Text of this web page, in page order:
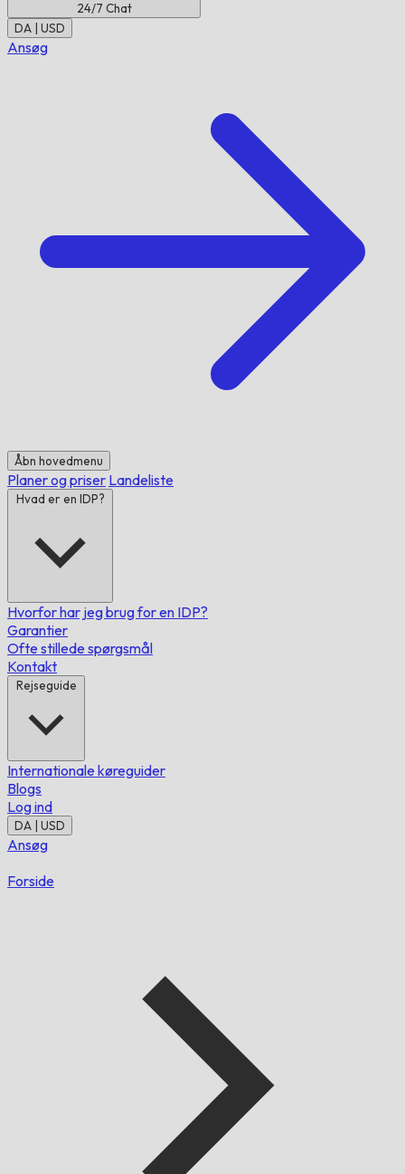
24/7 Chat
DA | USD
Ansøg
Åbn hovedmenu
Planer og priser Landeliste
Hvad er en IDP?
Hvorfor har jeg brug for en IDP?
Garantier
Ofte stillede spørgsmål
Kontakt
Rejseguide
Internationale køreguider
Blogs
Log ind
DA | USD
Ansøg
Forside